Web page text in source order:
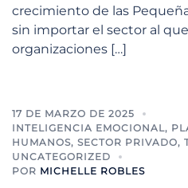
crecimiento de las
sin importar el sector al
organizaciones […]
17 DE MARZO DE 2025
INTELIGENCIA EMOCIONAL,
HUMANOS, SECTOR PRIVADO,
UNCATEGORIZED
POR MICHELLE ROBLES